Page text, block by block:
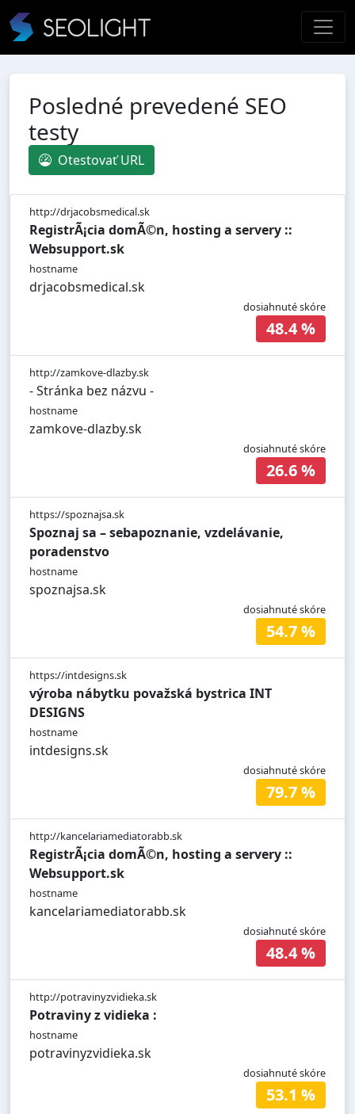
Posledné prevedené SEO
testy
Otestovať URL
http://drjacobsmedical.sk
RegistrÃ¡cia domÃ©n, hosting a servery ::
Websupport.sk
hostname
drjacobsmedical.sk
dosiahnuté skóre
48.4 %
http://zamkove-dlazby.sk
- Stránka bez názvu -
hostname
zamkove-dlazby.sk
dosiahnuté skóre
26.6 %
https://spoznajsa.sk
Spoznaj sa – sebapoznanie, vzdelávanie,
poradenstvo
hostname
spoznajsa.sk
dosiahnuté skóre
54.7 %
https://intdesigns.sk
výroba nábytku považská bystrica INT
DESIGNS
hostname
intdesigns.sk
dosiahnuté skóre
79.7 %
http://kancelariamediatorabb.sk
RegistrÃ¡cia domÃ©n, hosting a servery ::
Websupport.sk
hostname
kancelariamediatorabb.sk
dosiahnuté skóre
48.4 %
http://potravinyzvidieka.sk
Potraviny z vidieka :
hostname
potravinyzvidieka.sk
dosiahnuté skóre
53.1 %